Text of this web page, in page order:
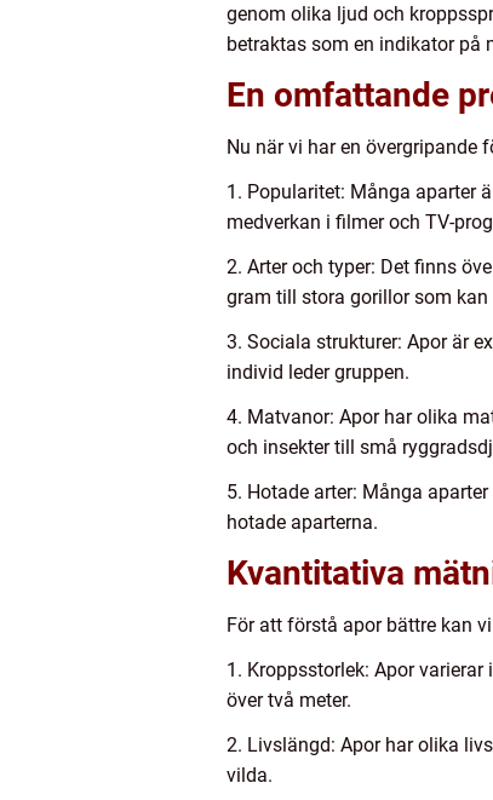
genom olika ljud och
betraktas som en indikator på
En omfattande
Nu när vi har en övergripande
1. Popularitet: Många aparter
medverkan i filmer och TV-
2. Arter och typer: Det finns
gram till stora gorillor som kan
3. Sociala strukturer: Apor är
individ leder gruppen.
4. Matvanor: Apor har olika
och insekter till små
5. Hotade arter: Många
hotade aparterna.
Kvantitativa
För att förstå apor bättre kan
1. Kroppsstorlek: Apor
över två meter.
2. Livslängd: Apor har olika
vilda.